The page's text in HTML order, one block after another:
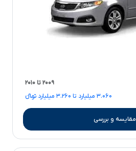
۲۰۰۹ تا ۲۰۱۰
۳.۰۶۰ میلیارد تا ۳.۲۶۰ میلیارد تومانءءء
مقایسه و بررسی